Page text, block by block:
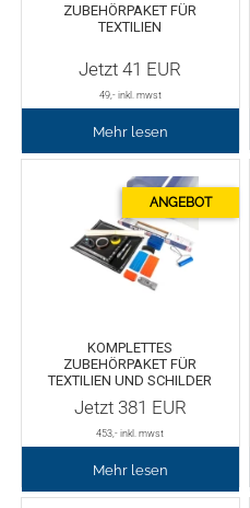
Chemica Quickflex
Chemica Hotmark Revolution
Chemica Allmark
Chemica Carbon
Marathon
Sonnenschutzfolie für Gebäude
Rollenhalter
infokarten
Zubehör für Transferpressen
Teflonfolie und Klebeband
Silikonmatten zum backen
ZUBEHÖRPAKET FÜR
TEXTILIEN
Jetzt41 EUR
49,- inkl. mwst
Mehr lesen
KOMPLETTES
ZUBEHÖRPAKET FÜR
TEXTILIEN UND SCHILDER
Jetzt 381 EUR
453 ,- inkl. mwst
Mehr lesen